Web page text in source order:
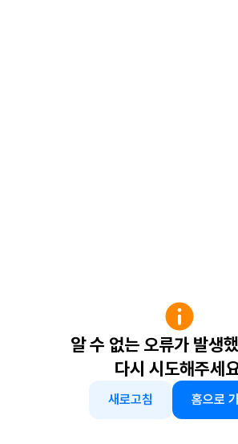
알 수 없는 오류가 발생
다시 시도해주세
새로고침 홈으로